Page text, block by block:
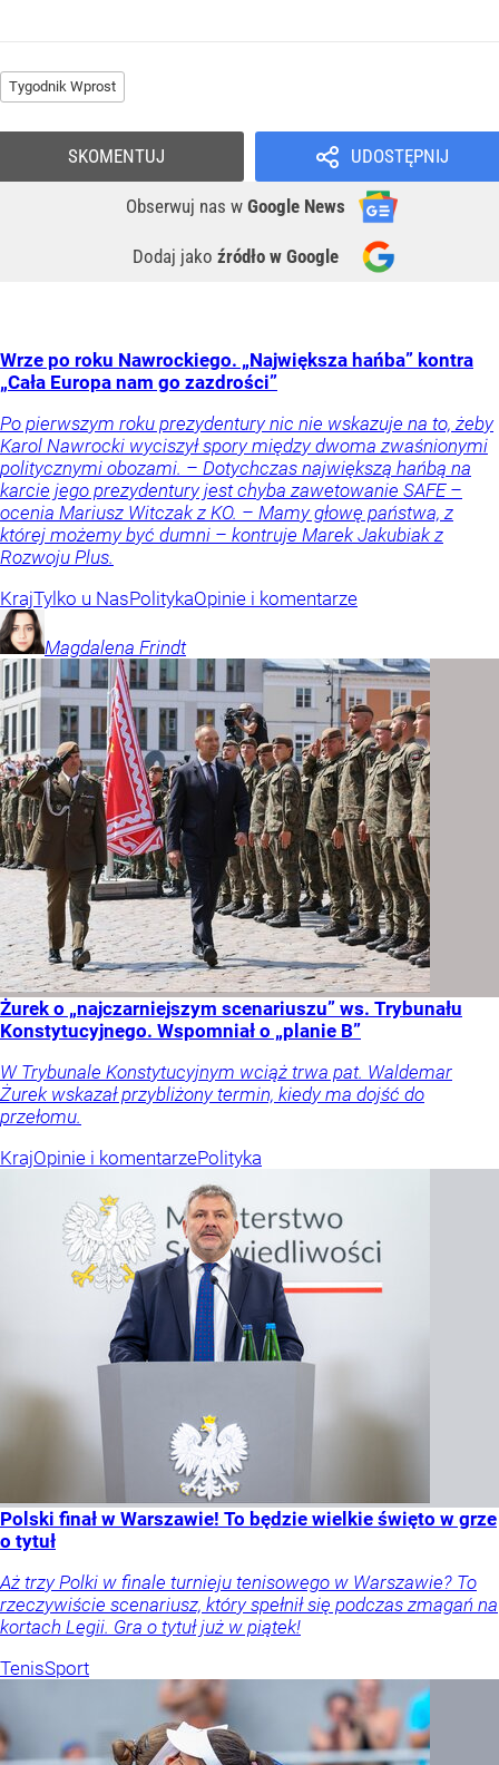
Tygodnik Wprost
UDOSTĘPNIJ
Obserwuj nas w Google News
Dodaj jako źródło w Google
SKOMENTUJ
Wrze po roku Nawrockiego. „Największa hańba” kontra
„Cała Europa nam go zazdrości”
Po pierwszym roku prezydentury nic nie wskazuje na to, żeby
Karol Nawrocki wyciszył spory między dwoma zwaśnionymi
politycznymi obozami. – Dotychczas największą hańbą na
karcie jego prezydentury jest chyba zawetowanie SAFE –
ocenia Mariusz Witczak z KO. – Mamy głowę państwa, z
której możemy być dumni – kontruje Marek Jakubiak z
Rozwoju Plus.
KrajTylko u NasPolitykaOpinie i komentarze
Magdalena Frindt
Żurek o „najczarniejszym scenariuszu” ws. Trybunału
Konstytucyjnego. Wspomniał o „planie B”
W Trybunale Konstytucyjnym wciąż trwa pat. Waldemar
Żurek wskazał przybliżony termin, kiedy ma dojść do
przełomu.
KrajOpinie i komentarzePolityka
Polski finał w Warszawie! To będzie wielkie święto w grze
o tytuł
Aż trzy Polki w finale turnieju tenisowego w Warszawie? To
rzeczywiście scenariusz, który spełnił się podczas zmagań na
kortach Legii. Gra o tytuł już w piątek!
TenisSport